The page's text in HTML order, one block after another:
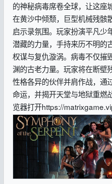
的神秘病毒席卷全球，让这座
在黄沙中倾颓，巨型机械残骸
启示录氛围。玩家扮演平凡少
潜藏的力量，手持来历不明的
权谋与复仇漩涡。病毒不仅摧
渊的古老力量。玩家将在断壁
性格各异的伙伴并肩作战，通
命运，并揭开天堂与地狱重燃
览器打开https://